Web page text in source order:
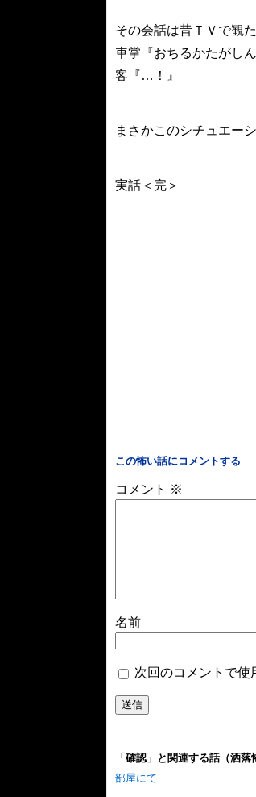
その会話は昔ＴＶで観
車掌『おちるかたがし
客『…！』
まさかこのシチュエー
実話＜完＞
この怖い話にコメントする
コメント ※
名前
次回のコメントで使
「確認」と関連する話（洒落
部屋にて